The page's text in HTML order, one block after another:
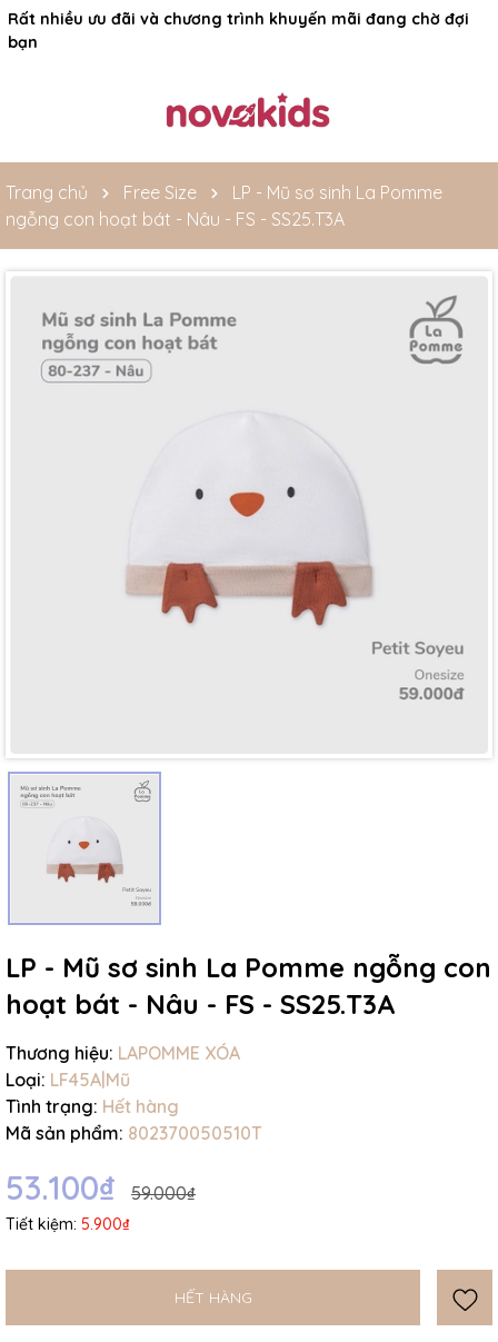
Rất nhiều ưu đãi và chương trình khuyến mãi đang chờ đợi
bạn
Trang chủ Free Size
LP - Mũ sơ sinh La Pomme
ngỗng con hoạt bát - Nâu - FS - SS25.T3A
LP - Mũ sơ sinh La Pomme ngỗng con
hoạt bát - Nâu - FS - SS25.T3A
Thương hiệu: LAPOMME XÓA
Loại: LF45A|Mũ
Tình trạng: Hết hàng
Mã sản phẩm: 802370050510T
53.100₫ 59.000₫
Tiết kiệm: 5.900₫
HẾT HÀNG
Ngày hết hạn:
Điều kiện: